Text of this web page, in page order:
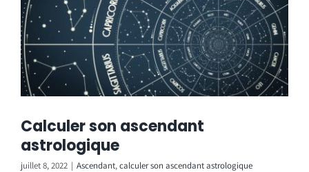
Calculer son ascendant
astrologique
juillet 8, 2022 | Ascendant,calculer son ascendant astrologique